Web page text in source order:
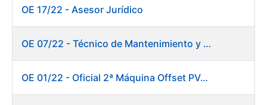
OE 17/22 - Asesor Jurídico
OE 07/22 - Técnico de Mantenimiento y Aplicaciones Industriales
OE 01/22 - Oficial 2ª Máquina Offset PVC+2 colores